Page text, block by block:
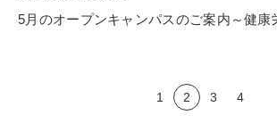
5月のオープンキャンパスのご案内～健康
1 2 3 4